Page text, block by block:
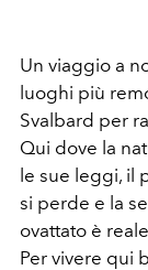
Un viaggio a
luoghi più
Svalbard per
Qui dove la
le sue leggi, il
si perde e la
ovattato è
Per vivere qui